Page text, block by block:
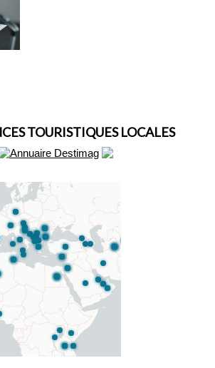
TOURISTIQUES LOCALES